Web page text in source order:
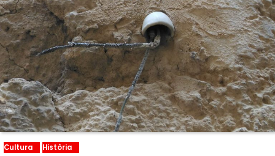
Cultura Història